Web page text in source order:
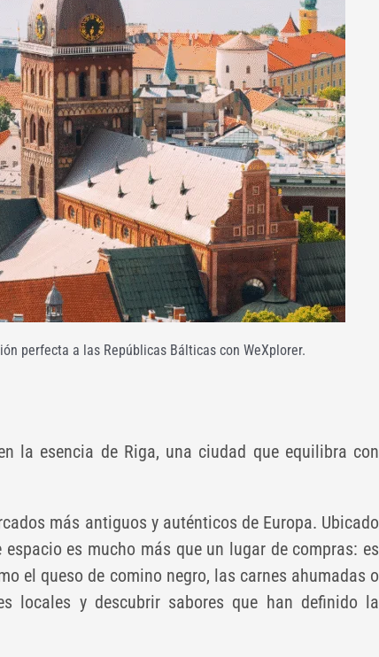
perfecta a las Repúblicas Bálticas con WeXplorer.
la esencia de Riga, una ciudad que equilibra con
más antiguos y auténticos de Europa. Ubicado
es mucho más que un lugar de compras: es
el queso de comino negro, las carnes ahumadas o
locales y descubrir sabores que han definido la